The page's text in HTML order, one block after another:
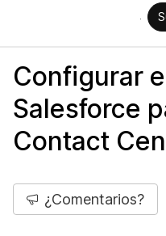
Configurar
Salesforce
Contact
¿Comentarios?